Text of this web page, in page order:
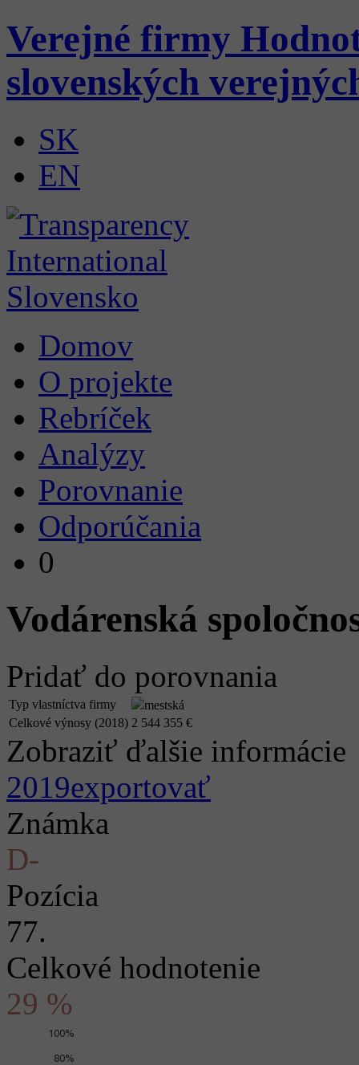
Verejné firmy
slovenských
SK
EN
Domov
O projekte
Rebríček
Analýzy
Porovnanie
Odporúčania
0
Vodárenská
Pridať do porovnania
Typ vlastníctva firmy
mestská
Celkové výnosy (2018) 2 544 355 €
Zobraziť ďalšie informácie
2019exportovať
Známka
D-
Pozícia
77.
Celkové hodnotenie
29 %
80%
100%